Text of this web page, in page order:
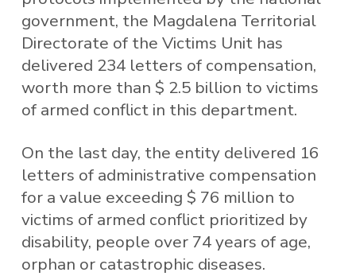
government, the Magdalena Territorial
Directorate of the Victims Unit has
delivered 234 letters of compensation,
worth more than $ 2.5 billion to victims
of armed conflict in this department.
On the last day, the entity delivered 16
letters of administrative compensation
for a value exceeding $ 76 million to
victims of armed conflict prioritized by
disability, people over 74 years of age,
orphan or catastrophic diseases.